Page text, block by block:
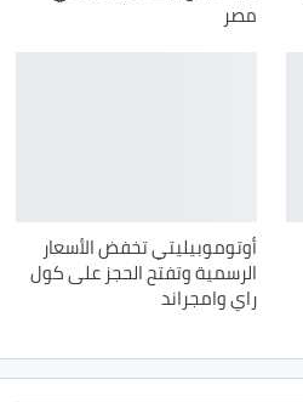
مصر
أوتوموبيليتي تخفض الأسعار
الرسمية وتفتح الحجز على كول
راي وامجراند